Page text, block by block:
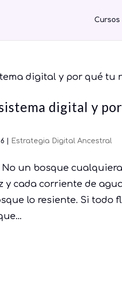
Cursos
digital y
Estrategia Digital Ancestral
un bosque
y cada corriente de
lo resiente. Si todo